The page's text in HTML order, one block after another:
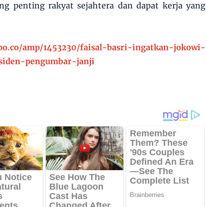
penting rakyat sejahtera dan dapat kerja yang
amp/1453230/faisal-basri-ingatkan-jokowi-
pengumbar-janji